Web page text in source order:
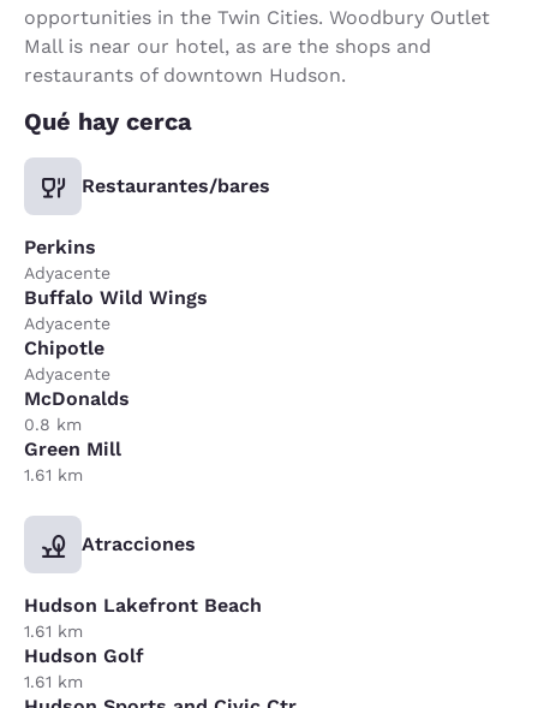
opportunities in the Twin Cities. Woodbury Outlet
Mall is near our hotel, as are the shops and
restaurants of downtown Hudson.
Qué hay cerca
Restaurantes/bares
Perkins
Adyacente
Buffalo Wild Wings
Adyacente
Chipotle
Adyacente
McDonalds
0.8 km
Green Mill
1.61 km
Atracciones
Hudson Lakefront Beach
1.61 km
Hudson Golf
1.61 km